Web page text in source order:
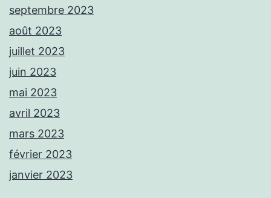
septembre 2023
août 2023
juillet 2023
juin 2023
mai 2023
avril 2023
mars 2023
février 2023
janvier 2023